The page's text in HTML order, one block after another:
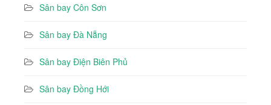
Sân bay Côn Sơn
Sân bay Đà Nẵng
Sân bay Điện Biên Phủ
Sân bay Đồng Hới